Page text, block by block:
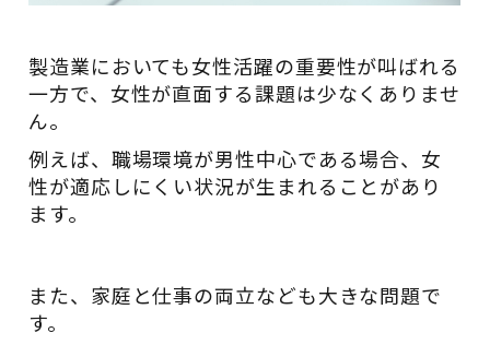
製造業においても女性活躍の重要性が叫ばれる
一方で、女性が直面する課題は少なくありませ
ん。
例えば、職場環境が男性中心である場合、女
性が適応しにくい状況が生まれることがあり
ます。
また、家庭と仕事の両立なども大きな問題で
す。